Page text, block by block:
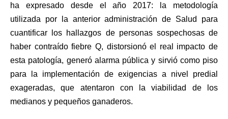
ha expresado desde el año 2017: la metodología
utilizada por la anterior administración de Salud para
cuantificar los hallazgos de personas sospechosas de
haber contraído fiebre Q, distorsionó el real impacto de
esta patología, generó alarma pública y sirvió como piso
para la implementación de exigencias a nivel predial
exageradas, que atentaron con la viabilidad de los
medianos y pequeños ganaderos.